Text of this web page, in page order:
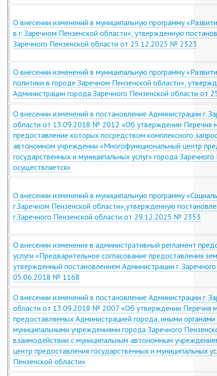
О внесении изменений в муниципальную программу
в г. Заречном Пензенской области», утвержденную
Заречного Пензенской области от 25.12.2025 № 2323
О внесении изменений в муниципальную программу
политики в городе Заречном Пензенской области»,
Администрации города Заречного Пензенской области
О внесении изменений в постановление Администрации г.
области от 13.09.2018 № 2012 «Об утверждении Перечня
предоставление которых посредством комплексного
автономном учреждении «Многофункциональный центр
государственных и муниципальных услуг» города
осуществляется»
О внесении изменений в муниципальную программу
г.Заречном Пензенской области»,утвержденную
г.Заречного Пензенской области от 29.12.2025 № 2353
О внесении изменения в административный регламент
услуги «Предварительное согласование предоставления
утвержденный постановлением Администрации г.
05.06.2018 № 1168
О внесении изменений в постановление Администрации г.
области от 13.09.2018 № 2007 «Об утверждении Перечня
предоставляемых Администрацией города, иными органами
муниципальными учреждениями города Заречного
взаимодействии с муниципальным автономным
центр предоставления государственных и муниципальных
Пензенской области»